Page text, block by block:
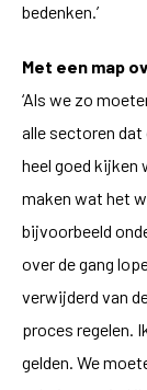
bedenken.’
Met een map
‘Als we zo
alle sectoren
heel goed kijken
maken wat het
bijvoorbeeld
over de gang
verwijderd van
proces regelen.
gelden. We